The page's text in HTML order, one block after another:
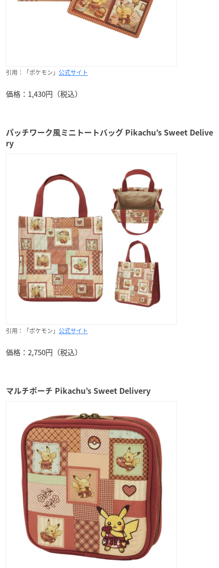
引用：「ポケモン」 公式サイト
価格：1,430円（税込）
パッチワーク風ミニトートバッグ Pikachu’s Sweet Delive
ry
引用：「ポケモン」 公式サイト
価格：2,750円（税込）
マルチポーチ Pikachu’s Sweet Delivery